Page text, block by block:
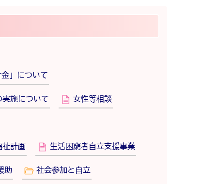
」について
施について 女性等相談
祉計画 生活困窮者自立支援事業
助 社会参加と自立